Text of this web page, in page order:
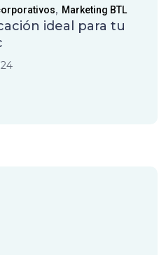
, Marketing BTL
ideal para tu